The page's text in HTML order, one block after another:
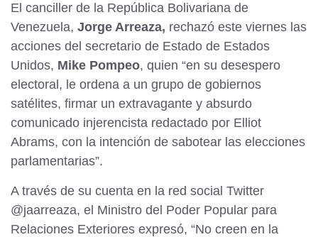
El canciller de la República Bolivariana de
Venezuela, Jorge Arreaza, rechazó este viernes las
acciones del secretario de Estado de Estados
Unidos, Mike Pompeo, quien “en su desespero
electoral, le ordena a un grupo de gobiernos
satélites, firmar un extravagante y absurdo
comunicado injerencista redactado por Elliot
Abrams, con la intención de sabotear las elecciones
parlamentarias”.
A través de su cuenta en la red social Twitter
@jaarreaza, el Ministro del Poder Popular para
Relaciones Exteriores expresó, “No creen en la